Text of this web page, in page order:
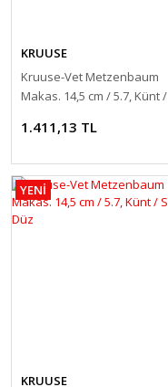
KRUUSE
Kruuse-Vet Metzenbaum
Makas. 14,5 cm / 5.7, Künt /
1.411,13 TL
YENİ
KRUUSE